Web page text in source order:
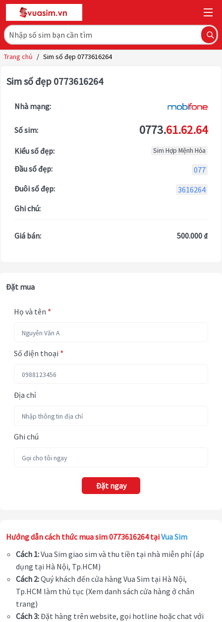
Trang chủ / Sim số đẹp 0773616264
Sim số đẹp 0773616264
Nhà mạng:
Số sim: 0773.61.62.64
Kiểu số đẹp: Sim Hợp Mệnh Hỏa
Đầu số đẹp:
077
Đuôi số đẹp:
3616264
Ghi chú:
Giá bán: 500.000 ₫
Đặt mua
Họ và tên *
Số điện thoại *
Địa chỉ
Ghi chú
Đặt ngay
Hướng dẫn cách thức mua sim 0773616264 tạiVua Sim
Cách 1:Vua Sim giao sim và thu tiền tại nhà miễn phí (áp
dụng tại Hà Nội, Tp.HCM)
Cách 2:Quý khách đến cửa hàng Vua Sim tại Hà Nội,
Tp.HCM làm thủ tục (Xem danh sách cửa hàng ở chân
trang)
Cách 3:Đặt hàng trên website, gọi hotline hoặc chat với